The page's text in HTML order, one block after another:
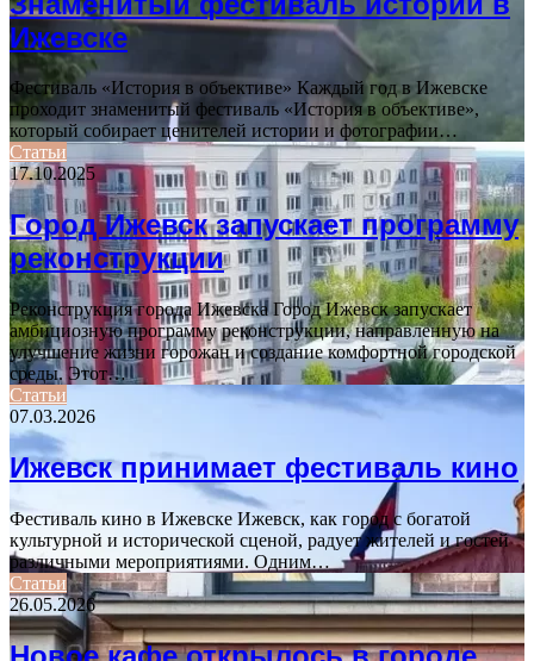
Ижевске
Фестиваль «История в объективе» Каждый год в Ижевске
проходит знаменитый фестиваль «История в объективе»,
который собирает ценителей истории и фотографии…
Статьи
17.10.2025
Город Ижевск запускает программу
реконструкции
Реконструкция города Ижевска Город Ижевск запускает
амбициозную программу реконструкции, направленную на
улучшение жизни горожан и создание комфортной городской
среды. Этот…
Статьи
07.03.2026
Ижевск принимает фестиваль кино
Фестиваль кино в Ижевске Ижевск, как город с богатой
культурной и исторической сценой, радует жителей и гостей
различными мероприятиями. Одним…
Статьи
26.05.2026